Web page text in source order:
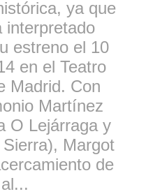
ya que
interpretado
estreno el 10
en el Teatro
Madrid. Con
Martínez
O Lejárraga y
Margot
de